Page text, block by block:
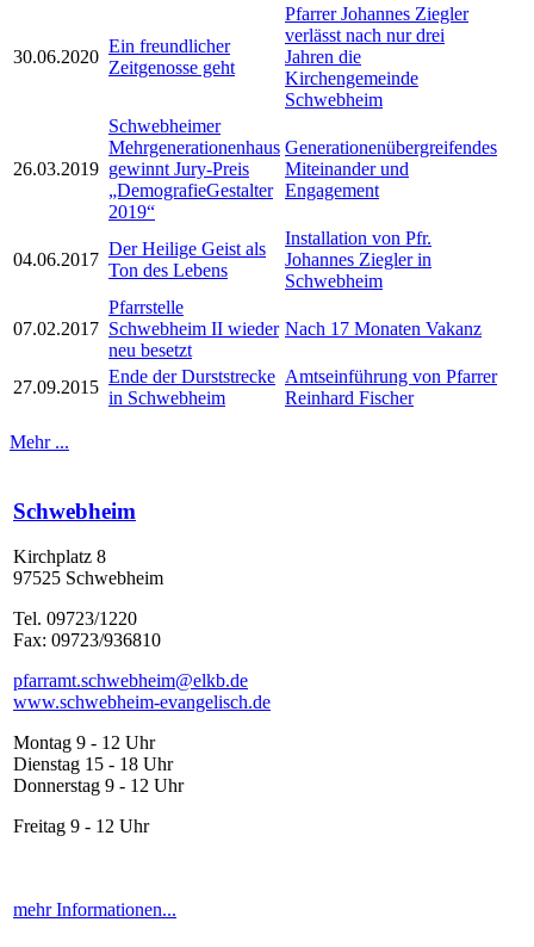
30.06.2020
Ein freundlicher
Zeitgenosse geht
Pfarrer Johannes Ziegler
verlässt nach nur drei
Jahren die
Kirchengemeinde
Schwebheim
26.03.2019
Schwebheimer
Mehrgenerationenhaus
gewinnt Jury-Preis
„DemografieGestalter
2019“
Generationenübergreifendes
Miteinander und
Engagement
04.06.2017
Der Heilige Geist als
Ton des Lebens
Installation von Pfr.
Johannes Ziegler in
Schwebheim
07.02.2017
Pfarrstelle
Schwebheim II wieder
neu besetzt
Nach 17 Monaten Vakanz
27.09.2015
Ende der Durststrecke
in Schwebheim
Amtseinführung von Pfarrer
Reinhard Fischer
Mehr ...
Schwebheim
Kirchplatz 8
97525 Schwebheim
Tel. 09723/1220
Fax: 09723/936810
pfarramt.schwebheim@elkb.de
www.schwebheim-evangelisch.de
Montag 9 - 12 Uhr
Dienstag 15 - 18 Uhr
Donnerstag 9 - 12 Uhr
Freitag 9 - 12 Uhr
mehr Informationen...